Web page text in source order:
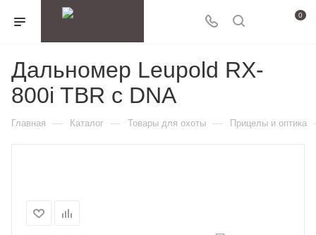
0
Дальномер Leupold RX-
800i TBR с DNA
Главная — Каталог — Товары для охоты — Прицелы и оптика